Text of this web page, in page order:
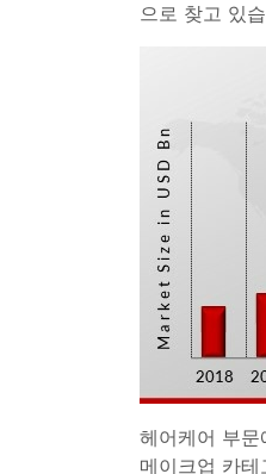
으로 찾고 있
헤어케어 부
메이크업 카